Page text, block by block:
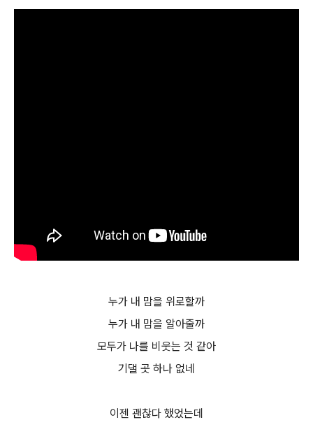
누가 내 맘을 위로할까
누가 내 맘을 알아줄까
모두가 나를 비웃는 것 같아
기댈 곳 하나 없네
이젠 괜찮다 했었는데